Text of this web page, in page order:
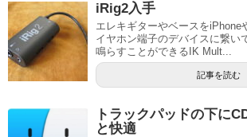
iRig2入手
エレキギターやベースをiPhone
イヤホン端子のデバイスに繋い
鳴らすことができるIK Mult...
記事を読む
トラックパッドの下に
と快適